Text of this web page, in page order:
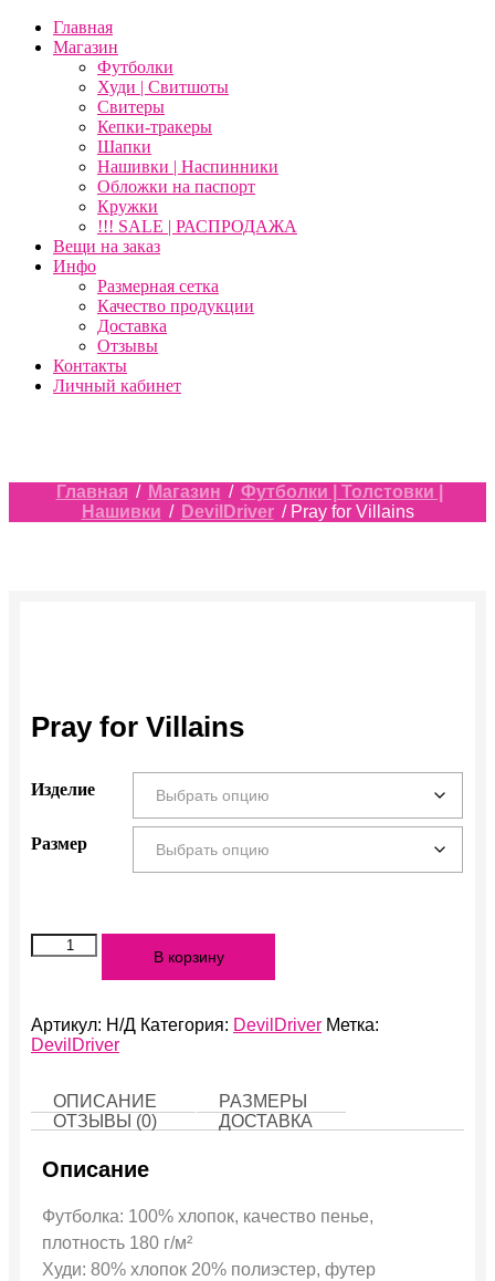
Главная
Магазин
Футболки
Худи | Свитшоты
Свитеры
Кепки-тракеры
Шапки
Нашивки | Наспинники
Обложки на паспорт
Кружки
!!! SALE | РАСПРОДАЖА
Вещи на заказ
Инфо
Размерная сетка
Качество продукции
Доставка
Отзывы
Контакты
Личный кабинет
Главная / Магазин / Футболки | Толстовки |
Нашивки / DevilDriver / Pray for Villains
Pray for Villains
Изделие
Размер
Количество
Pray
В корзину
Артикул: Н/Д Категория: DevilDriver Метка:
DevilDriver
ОПИСАНИЕ
РАЗМЕРЫ
ОТЗЫВЫ (0)
ДОСТАВКА
Описание
Футболка: 100% хлопок, качество пенье,
плотность 180 г/м²
Худи: 80% хлопок 20% полиэстер, футер